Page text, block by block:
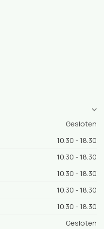
Gesloten
10.30 - 18.30
10.30 - 18.30
10.30 - 18.30
10.30 - 18.30
10.30 - 18.30
Gesloten